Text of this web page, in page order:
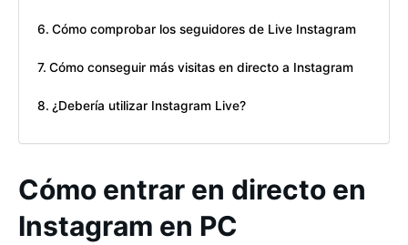
Cómo comprobar los seguidores de Live Instagram
Cómo conseguir más visitas en directo a Instagram
¿Debería utilizar Instagram Live?
Cómo entrar en directo en
Instagram en PC